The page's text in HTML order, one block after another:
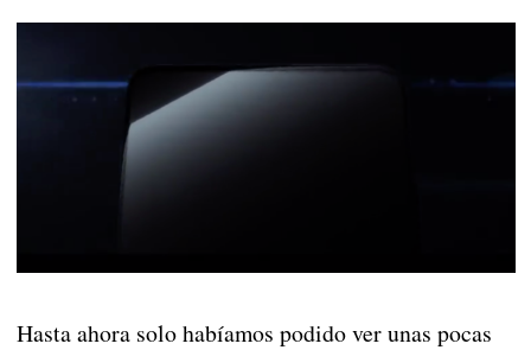
Hasta ahora solo habíamos podido ver unas pocas